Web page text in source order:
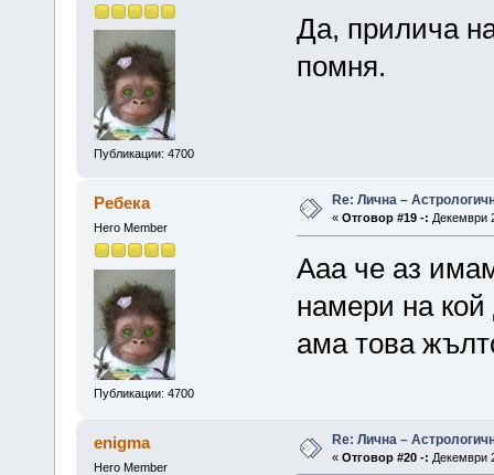
Публикации: 4700
Да, прилича
помня.
Ребека
Hero Member
Публикации: 4700
Re: Лична –
« Отговор #19 -: Декември
Ааа че аз
намери на
ама това
enigma
Hero Member
Re: Лична –
« Отговор #20 -: Декември